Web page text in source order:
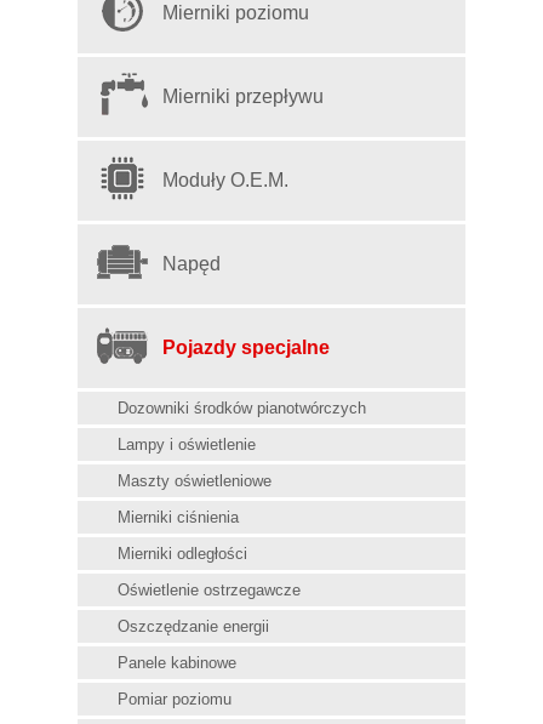
Mierniki poziomu
Mierniki przepływu
Moduły O.E.M.
Napęd
Pojazdy specjalne
Dozowniki środków pianotwórczych
Lampy i oświetlenie
Maszty oświetleniowe
Mierniki ciśnienia
Mierniki odległości
Oświetlenie ostrzegawcze
Oszczędzanie energii
Panele kabinowe
Pomiar poziomu